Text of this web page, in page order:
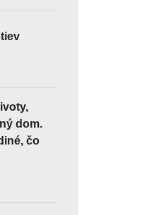
dom.
čo